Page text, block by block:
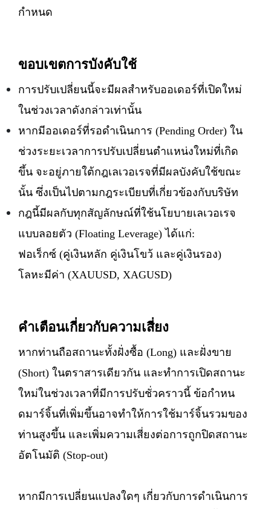
กำหนด
ขอบเขตการบังคับใช้
การปรับเปลี่ยนนี้จะมีผลสำหรับออเดอร์ที่เปิดใหม่
ในช่วงเวลาดังกล่าวเท่านั้น
หากมีออเดอร์ที่รอดำเนินการ (Pending Order) ใน
ช่วงระยะเวลาการปรับเปลี่ยนตำแหน่งใหม่ที่เกิด
ขึ้น จะอยู่ภายใต้กฎเลเวอเรจที่มีผลบังคับใช้ขณะ
นั้น ซึ่งเป็นไปตามกฎระเบียบที่เกี่ยวข้องกับบริษัท
กฎนี้มีผลกับทุกสัญลักษณ์ที่ใช้นโยบายเลเวอเรจ
แบบลอยตัว (Floating Leverage) ได้แก่:
ฟอเร็กซ์ (คู่เงินหลัก คู่เงินโขว้ และคู่เงินรอง)
โลหะมีค่า (XAUUSD, XAGUSD)
คำเตือนเกี่ยวกับความเสี่ยง
หากท่านถือสถานะทั้งฝั่งซื้อ (Long) และฝั่งขาย
(Short) ในตราสารเดียวกัน และทำการเปิดสถานะ
ใหม่ในช่วงเวลาที่มีการปรับชั่วคราวนี้ ข้อกำหน
ดมาร์จิ้นที่เพิ่มขึ้นอาจทำให้การใช้มาร์จิ้นรวมของ
ท่านสูงขึ้น และเพิ่มความเสี่ยงต่อการถูกปิดสถานะ
อัตโนมัติ (Stop-out)
หากมีการเปลี่ยนแปลงใดๆ เกี่ยวกับการดำเนินการ